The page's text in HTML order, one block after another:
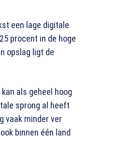
een lage digitale
procent in de hoge
opslag ligt de
als geheel hoog
sprong al heeft
vaak minder ver
binnen één land